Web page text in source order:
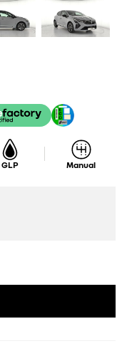
GLP Manual